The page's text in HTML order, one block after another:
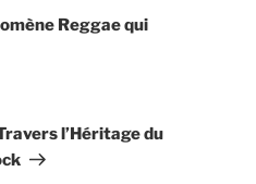
Reggae qui
l’Héritage du